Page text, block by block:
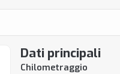
Dati principali
Chilometraggio